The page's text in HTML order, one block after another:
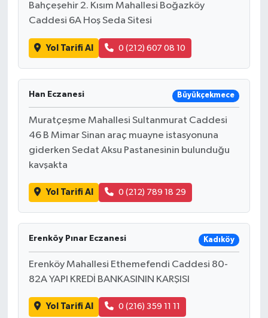
Bahçeşehir 2. Kısım Mahallesi Boğazköy
Caddesi 6A Hoş Seda Sitesi
Yol Tarifi Al 0 (212) 607 08 10
Han Eczanesi Büyükçekmece
Muratçeşme Mahallesi Sultanmurat Caddesi
46 B Mimar Sinan araç muayne istasyonuna
giderken Sedat Aksu Pastanesinin bulunduğu
kavşakta
Yol Tarifi Al 0 (212) 789 18 29
Erenköy Pınar Eczanesi Kadıköy
Erenköy Mahallesi Ethemefendi Caddesi 80-
82A YAPI KREDİ BANKASININ KARŞISI
Yol Tarifi Al 0 (216) 359 11 11